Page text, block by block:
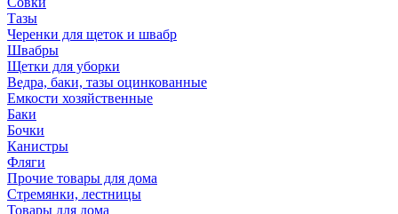
Тазы
Черенки для щеток и швабр
Швабры
Щетки для уборки
Ведра, баки, тазы оцинкованные
Емкости хозяйственные
Баки
Бочки
Канистры
Фляги
Прочие товары для дома
Стремянки, лестницы
Товары для дома